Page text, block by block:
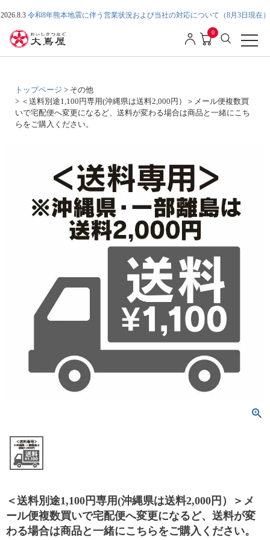
2026.8.3 令和8年熊本地震に伴う営業状況および当社の対応について（8月3日現在）
0
トップページ
その他
＜送料別途1,100円専用(沖縄県は送料2,000円）＞メール便複数買
いで宅配便へ変更になるど、送料が変わる場合は商品と一緒にこち
らをご購入ください。
＜送料別途1,100円専用(沖縄県は送料2,000円）＞メ
ール便複数買いで宅配便へ変更になるど、送料が変
わる場合は商品と一緒にこちらをご購入ください。